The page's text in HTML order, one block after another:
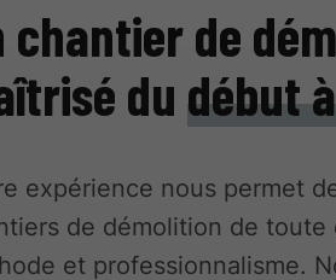
chantier de
dudébut
expérience nous permet
de démolition de toute
et professionnalisme.